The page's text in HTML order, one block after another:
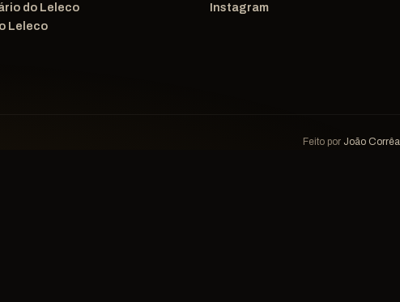
do Leleco
Leleco
Instagram
Feito por João Corrêa